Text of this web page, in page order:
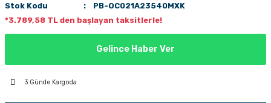
Stok Kodu
PB-OC021A23540MXK
*3.789,58 TL den başlayan taksitlerle!
Gelince Haber Ver
3 Günde Kargoda